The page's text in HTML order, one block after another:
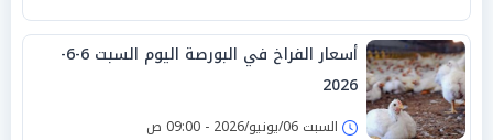
أسعار الفراخ في البورصة اليوم السبت 6-6-
2026
السبت 06/يونيو/2026 - 09:00 ص